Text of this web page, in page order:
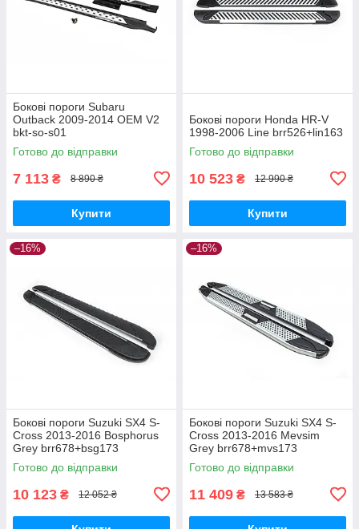
Бокові пороги Subaru
Outback 2009-2014 OEM V2
bkt-so-s01
Готово до відправки
7 113 ₴ 8 890 ₴
Купити
Бокові пороги Honda HR-V
1998-2006 Line brr526+lin163
Готово до відправки
10 523 ₴ 12 990 ₴
Купити
–16%
Бокові пороги Suzuki SX4 S-
Cross 2013-2016 Bosphorus
Grey brr678+bsg173
Готово до відправки
10 123 ₴ 12 052 ₴
–16%
Бокові пороги Suzuki SX4 S-
Cross 2013-2016 Mevsim
Grey brr678+mvs173
Готово до відправки
11 409 ₴ 13 583 ₴